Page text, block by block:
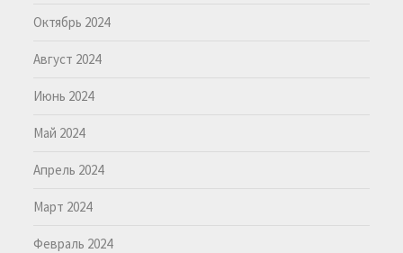
Октябрь 2024
Август 2024
Июнь 2024
Май 2024
Апрель 2024
Март 2024
Февраль 2024